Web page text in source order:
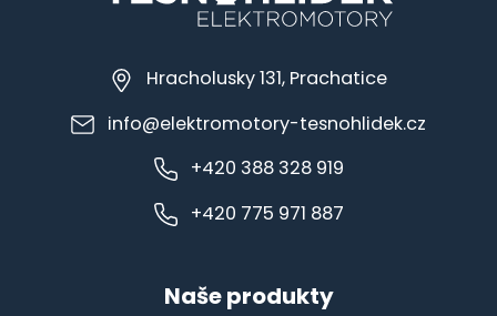
Hracholusky 131, Prachatice
info@elektromotory-tesnohlidek.cz
+420 388 328 919
+420 775 971 887
Naše produkty